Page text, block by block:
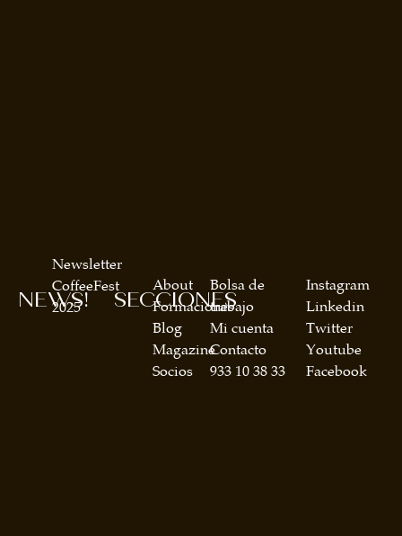
SECCIONES
About
Formaciones
Blog
Magazine
Socios
Bolsa de
trabajo
Mi cuenta
Contacto
933 10 38 33
NEWS!
Newsletter
CoffeeFest
2025
Instagram
Linkedin
Twitter
Youtube
Facebook